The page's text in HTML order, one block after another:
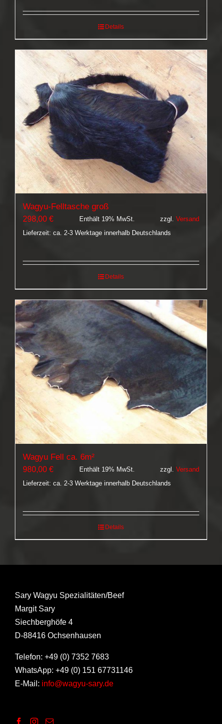
Details
Wagyu-Felltasche groß
298,00 € Enthält 19% MwSt. zzgl. Versand
Lieferzeit: ca. 2-3 Werktage innerhalb Deutschlands
Details
Wagyu Fell ca. 6m²
980,00 € Enthält 19% MwSt. zzgl. Versand
Lieferzeit: ca. 2-3 Werktage innerhalb Deutschlands
Details
Sary Wagyu Spezialitäten/Beef
Margit Sary
Siechberghöfe 4
D-88416 Ochsenhausen
Telefon: +49 (0) 7352 7683
WhatsApp: +49 (0) 151 67731146
E-Mail: info@wagyu-sary.de